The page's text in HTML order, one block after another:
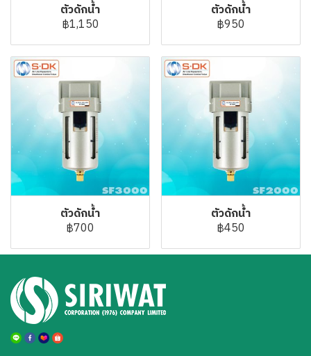
ตัวดักน้ำ
฿1,150
ตัวดักน้ำ
฿950
ตัวดักน้ำ
฿700
ตัวดักน้ำ
฿450